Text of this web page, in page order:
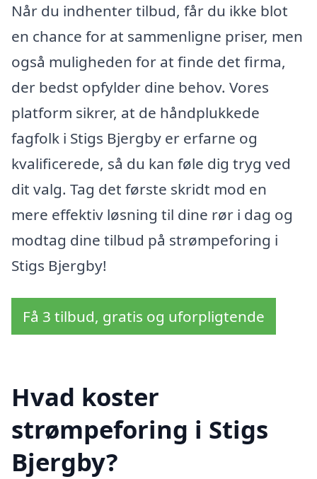
Når du indhenter tilbud, får du ikke blot
en chance for at sammenligne priser, men
også muligheden for at finde det firma,
der bedst opfylder dine behov. Vores
platform sikrer, at de håndplukkede
fagfolk i Stigs Bjergby er erfarne og
kvalificerede, så du kan føle dig tryg ved
dit valg. Tag det første skridt mod en
mere effektiv løsning til dine rør i dag og
modtag dine tilbud på strømpeforing i
Stigs Bjergby!
Få 3 tilbud, gratis og uforpligtende
Hvad koster
strømpeforing i Stigs
Bjergby?